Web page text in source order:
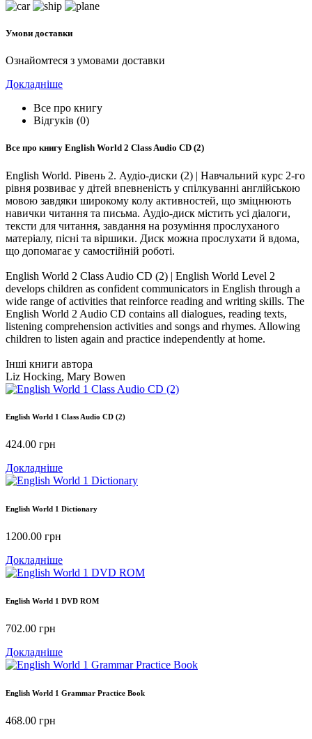
Умови доставки
Ознайомтеся з умовами доставки
Докладніше
Все про книгу
Відгуків (0)
Все про книгу English World 2 Class Audio CD (2)
English World. Рівень 2. Аудіо-диски (2) | Навчальний курс 2-го
рівня розвиває у дітей впевненість у спілкуванні англійською
мовою завдяки широкому колу активностей, що зміцнюють
навички читання та письма. Аудіо-диск містить усі діалоги,
тексти для читання, завдання на розуміння прослуханого
матеріалу, пісні та віршики. Диск можна прослухати й вдома,
що допомагає у самостійній роботі.
English World 2 Class Audio CD (2) | English World Level 2
develops children as confident communicators in English through a
wide range of activities that reinforce reading and writing skills. The
English World 2 Audio CD contains all dialogues, reading texts,
listening comprehension activities and songs and rhymes. Allowing
children to listen again and practice independently at home.
Інші книги автора
Liz Hocking, Mary Bowen
English World 1 Class Audio CD (2)
424.00 грн
Докладніше
English World 1 Dictionary
1200.00 грн
Докладніше
English World 1 DVD ROM
702.00 грн
Докладніше
English World 1 Grammar Practice Book
468.00 грн